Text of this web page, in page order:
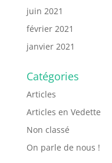
juin 2021
février 2021
janvier 2021
Catégories
Articles
Articles en Vedette
Non classé
On parle de nous !